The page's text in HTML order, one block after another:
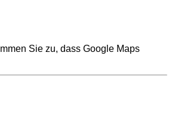
Sie zu, dass Google Maps